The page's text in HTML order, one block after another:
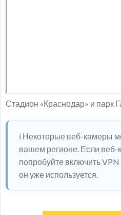
Стадион «Краснодар» и парк
ℹ️ Некоторые веб-камеры
вашем регионе. Если веб-
попробуйте включить
он уже используется.